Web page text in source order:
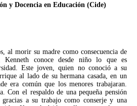
y Docencia en Educación (Cide)
al morir su madre como consecuencia de
Kenneth conoce desde niño lo que es
Este joven, quien no conoció a su
al lado de su hermana casada, en un
era común que los menores trabajaran.
Con el respaldo de una pequeña pensión
a su trabajo como conserje y una